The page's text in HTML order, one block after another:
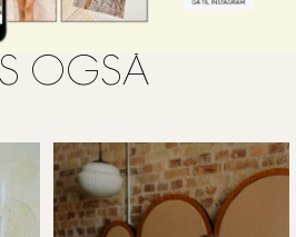
og som altid matcher Britneys
En af de mest mindeværdige
’Circus’-versionen, hvor den
OGSÅ